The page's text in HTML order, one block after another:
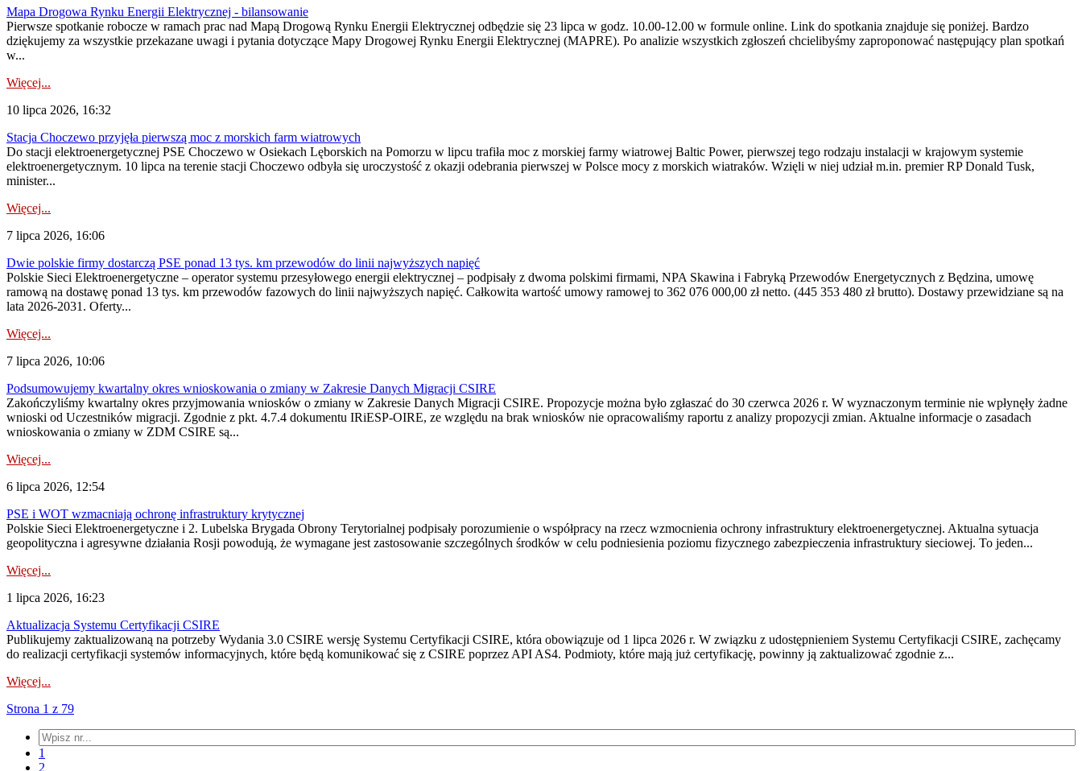
Mapa Drogowa Rynku Energii Elektrycznej - bilansowanie
Pierwsze spotkanie robocze w ramach prac nad Mapą Drogową Rynku Energii Elektrycznej odbędzie się 23 lipca w godz. 10.00-12.00 w formule online. Link do spotkania znajduje się poniżej. Bardzo
dziękujemy za wszystkie przekazane uwagi i pytania dotyczące Mapy Drogowej Rynku Energii Elektrycznej (MAPRE). Po analizie wszystkich zgłoszeń chcielibyśmy zaproponować następujący plan spotkań
w...
Więcej...
10 lipca 2026, 16:32
Stacja Choczewo przyjęła pierwszą moc z morskich farm wiatrowych
Do stacji elektroenergetycznej PSE Choczewo w Osiekach Lęborskich na Pomorzu w lipcu trafiła moc z morskiej farmy wiatrowej Baltic Power, pierwszej tego rodzaju instalacji w krajowym systemie
elektroenergetycznym. 10 lipca na terenie stacji Choczewo odbyła się uroczystość z okazji odebrania pierwszej w Polsce mocy z morskich wiatraków. Wzięli w niej udział m.in. premier RP Donald Tusk,
minister...
Więcej...
7 lipca 2026, 16:06
Dwie polskie firmy dostarczą PSE ponad 13 tys. km przewodów do linii najwyższych napięć
Polskie Sieci Elektroenergetyczne – operator systemu przesyłowego energii elektrycznej – podpisały z dwoma polskimi firmami, NPA Skawina i Fabryką Przewodów Energetycznych z Będzina, umowę
ramową na dostawę ponad 13 tys. km przewodów fazowych do linii najwyższych napięć. Całkowita wartość umowy ramowej to 362 076 000,00 zł netto. (445 353 480 zł brutto). Dostawy przewidziane są na
lata 2026-2031. Oferty...
Więcej...
7 lipca 2026, 10:06
Podsumowujemy kwartalny okres wnioskowania o zmiany w Zakresie Danych Migracji CSIRE
Zakończyliśmy kwartalny okres przyjmowania wniosków o zmiany w Zakresie Danych Migracji CSIRE. Propozycje można było zgłaszać do 30 czerwca 2026 r. W wyznaczonym terminie nie wpłynęły żadne
wnioski od Uczestników migracji. Zgodnie z pkt. 4.7.4 dokumentu IRiESP-OIRE, ze względu na brak wniosków nie opracowaliśmy raportu z analizy propozycji zmian. Aktualne informacje o zasadach
wnioskowania o zmiany w ZDM CSIRE są...
Więcej...
6 lipca 2026, 12:54
PSE i WOT wzmacniają ochronę infrastruktury krytycznej
Polskie Sieci Elektroenergetyczne i 2. Lubelska Brygada Obrony Terytorialnej podpisały porozumienie o współpracy na rzecz wzmocnienia ochrony infrastruktury elektroenergetycznej. Aktualna sytuacja
geopolityczna i agresywne działania Rosji powodują, że wymagane jest zastosowanie szczególnych środków w celu podniesienia poziomu fizycznego zabezpieczenia infrastruktury sieciowej. To jeden...
Więcej...
1 lipca 2026, 16:23
Aktualizacja Systemu Certyfikacji CSIRE
Publikujemy zaktualizowaną na potrzeby Wydania 3.0 CSIRE wersję Systemu Certyfikacji CSIRE, która obowiązuje od 1 lipca 2026 r. W związku z udostępnieniem Systemu Certyfikacji CSIRE, zachęcamy
do realizacji certyfikacji systemów informacyjnych, które będą komunikować się z CSIRE poprzez API AS4. Podmioty, które mają już certyfikację, powinny ją zaktualizować zgodnie z...
Więcej...
Strona 1 z 79
1
2